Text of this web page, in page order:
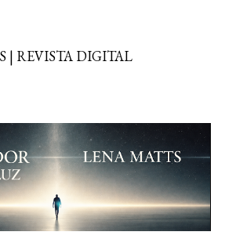
| REVISTA DIGITAL